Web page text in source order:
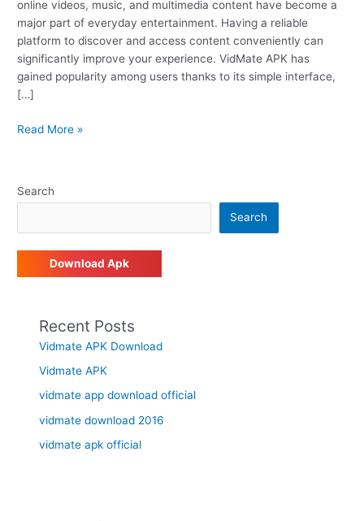
online videos, music, and multimedia content have become a
major part of everyday entertainment. Having a reliable
platform to discover and access content conveniently can
significantly improve your experience. VidMate APK has
gained popularity among users thanks to its simple interface,
[…]
Read More »
Search
Search
Download Apk
Recent Posts
Vidmate APK Download
Vidmate APK
vidmate app download official
vidmate download 2016
vidmate apk official